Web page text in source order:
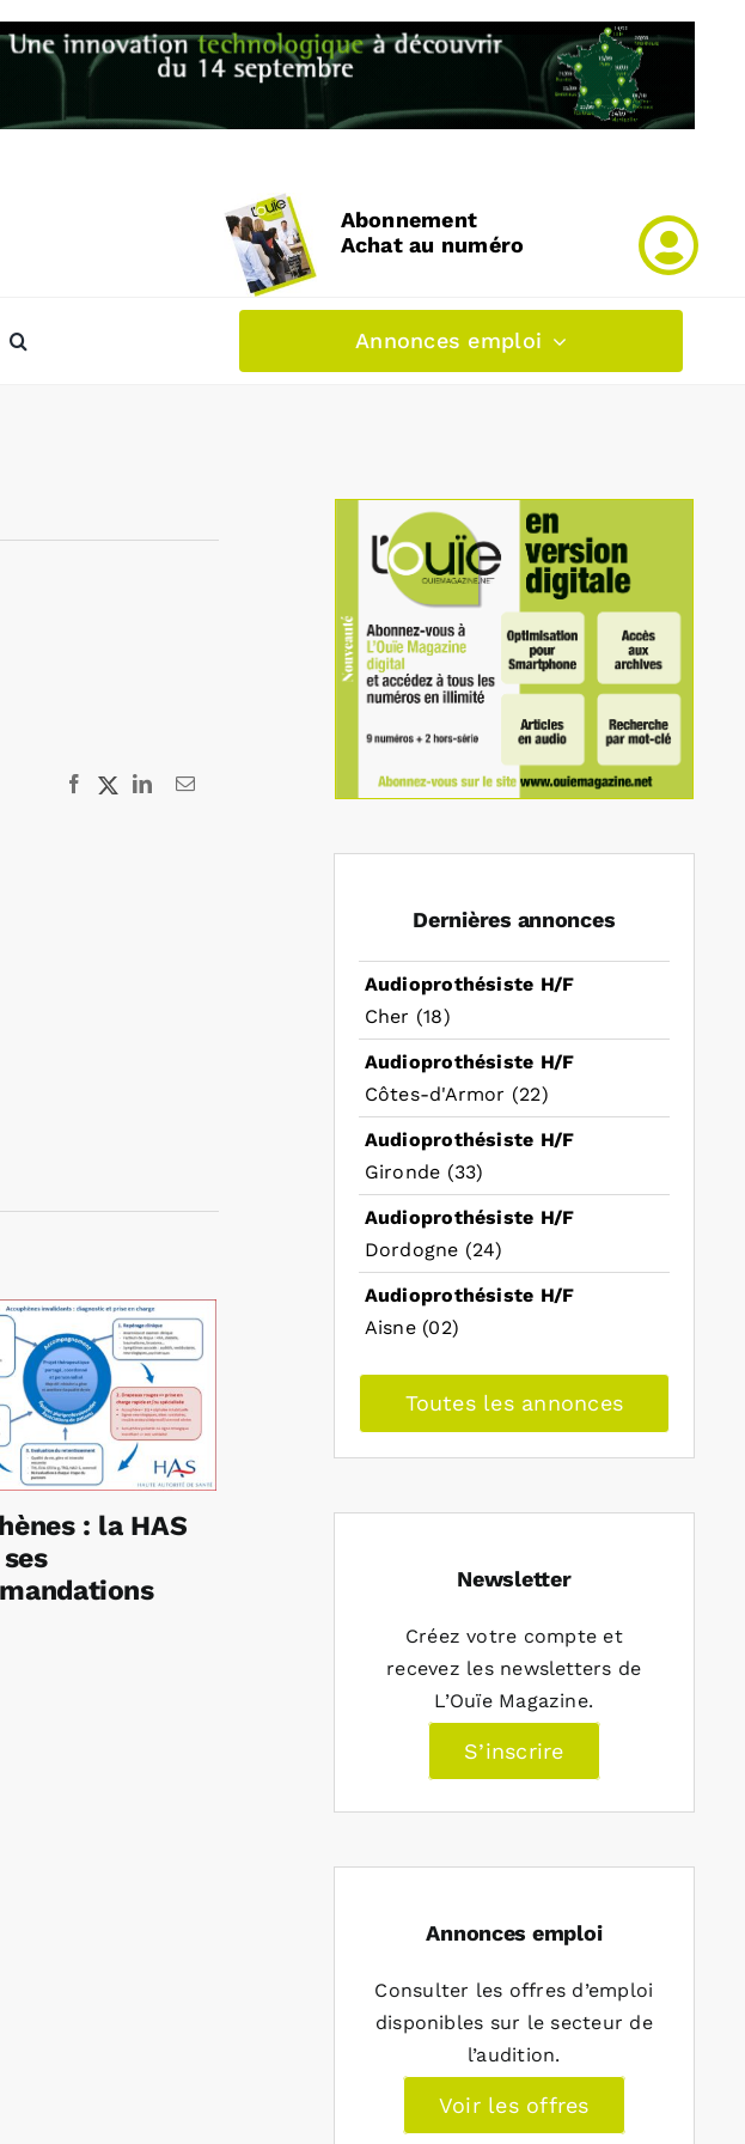
Abonnement
Achat au numéro
Annonces emploi
Facebook
X LinkedInEmail
: la HAS
Dernières annonces
Audioprothésiste H/F
Cher (18)
Audioprothésiste H/F
Côtes-d'Armor (22)
Audioprothésiste H/F
Gironde (33)
Audioprothésiste H/F
Dordogne (24)
Audioprothésiste H/F
Aisne (02)
Toutes les annonces
Newsletter
Créez votre compte et
recevez les newsletters de
L’Ouïe Magazine.
S’inscrire
Annonces emploi
Consulter les offres d’emploi
disponibles sur le secteur de
l’audition.
Voir les offres